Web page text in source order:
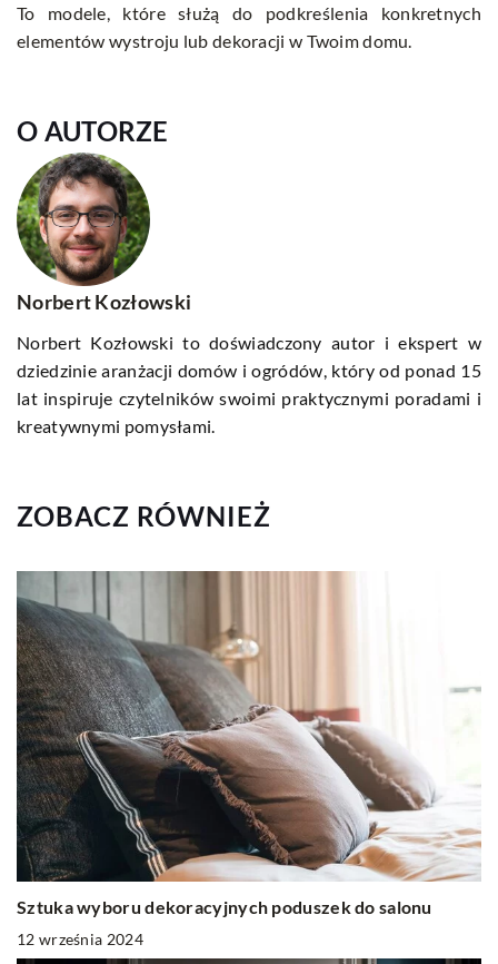
To modele, które służą do podkreślenia konkretnych
elementów wystroju lub dekoracji w Twoim domu.
O AUTORZE
Norbert Kozłowski
Norbert Kozłowski to doświadczony autor i ekspert w
dziedzinie aranżacji domów i ogródów, który od ponad 15
lat inspiruje czytelników swoimi praktycznymi poradami i
kreatywnymi pomysłami.
ZOBACZ RÓWNIEŻ
Sztuka wyboru dekoracyjnych poduszek do salonu
12 września 2024